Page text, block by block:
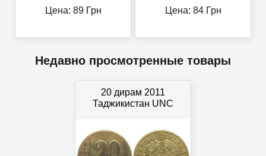
Цена: 89Грн Цена: 84Грн
Недавно просмотренные товары
20 дирам 2011
Таджикистан UNC